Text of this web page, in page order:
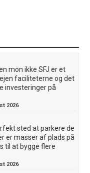
mon ikke SFJ er et
faciliteterne og det
investeringer på
2026
sted at parkere de
er masser af plads på
til at bygge flere
2026